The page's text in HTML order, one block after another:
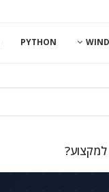
PYTHON
למקצוע?